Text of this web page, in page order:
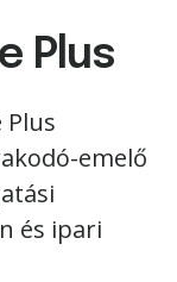
Plus
Plus
emelő
és ipari